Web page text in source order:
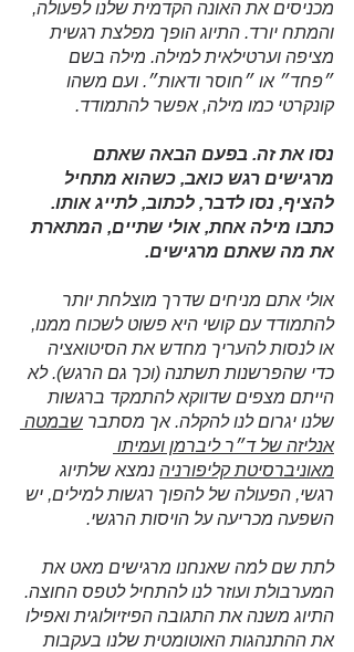
מכניסים את האונה הקדמית שלנו לפעולה,
והמתח יורד. התיוג הופך מפלצת רגשית
מציפה וערטילאית למילה. מילה בשם
״פחד״ או ״חוסר ודאות״. ועם משהו
קונקרטי כמו מילה, אפשר להתמודד.
נסו את זה. בפעם הבאה שאתם
מרגישים רגש כואב, כשהוא מתחיל
להציף, נסו לדבר, לכתוב, לתייג אותו.
כתבו מילה אחת, אולי שתיים, המתארת
את מה שאתם מרגישים.
אולי אתם מניחים שדרך מוצלחת יותר
להתמודד עם קושי היא פשוט לשכוח ממנו,
או לנסות להעריך מחדש את הסיטואציה
כדי שהפרשנות תשתנה (וכך גם הרגש). לא
הייתם מצפים שדווקא להתמקד ברגשות
שלנו יגרום לנו להקלה. אך מסתבר שבמטה
אנליזה של ד״ר ליברמן ועמיתו
מאוניברסיטת קליפורניה נמצא שלתיוג
רגשי, הפעולה של להפוך רגשות למילים, יש
השפעה מכריעה על הויסות הרגשי.
לתת שם למה שאנחנו מרגישים מאט את
המערבולת ועוזר לנו להתחיל לטפס החוצה.
התיוג משנה את התגובה הפיזיולוגית ואפילו
את ההתנהגות האוטומטית שלנו בעקבות